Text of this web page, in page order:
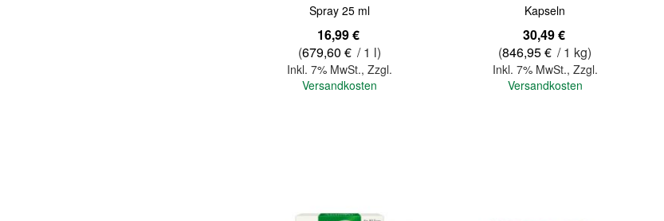
Spray 25 ml
16,99 €
(679,60 € / 1 l)
Inkl. 7% MwSt., Zzgl.
Versandkosten
Kapseln
30,49 €
(846,95 € / 1 kg)
Inkl. 7% MwSt., Zzgl.
Versandkosten